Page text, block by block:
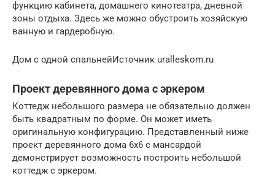
функцию кабинета, домашнего кинотеатра, дневной
зоны отдыха. Здесь же можно обустроить хозяйскую
ванную и гардеробную.
Дом с одной спальнейИсточник uralleskom.ru
Проект деревянного дома с эркером
Коттедж небольшого размера не обязательно должен
быть квадратным по форме. Он может иметь
оригинальную конфигурацию. Представленный ниже
проект деревянного дома 6х6 с мансардой
демонстрирует возможность построить небольшой
коттедж с эркером.